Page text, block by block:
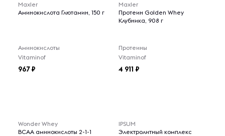
Maxler
Аминокислота Глютамин, 150 г
Аминокислоты
Vitaminof
967
Maxler
Протеин Golden Whey
Клубника, 908 г
Протеины
Vitaminof
4 911
Wonder Whey
BCAA аминокислоты 2-1-1
IPSUM
Электролитный комплекс